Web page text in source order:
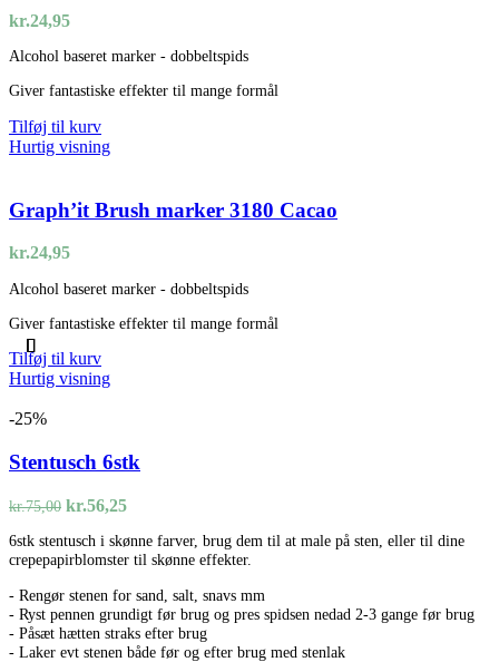
kr.24,95
Alcohol baseret marker - dobbeltspids
Giver fantastiske effekter til mange formål
Tilføj til kurv
Hurtig visning
Graph’it Brush marker 3180 Cacao
kr.24,95
Alcohol baseret marker - dobbeltspids
Giver fantastiske effekter til mange formål
Tilføj til kurv
Hurtig visning
-25%
Stentusch 6stk
kr.75,00 Den
pris
var:
kr.56,25Den
pris
er:
6stk stentusch i skønne farver, brug dem til at male på sten, eller til dine
crepepapirblomster til skønne effekter.
- Rengør stenen for sand, salt, snavs mm
- Ryst pennen grundigt før brug og pres spidsen nedad 2-3 gange før brug
- Påsæt hætten straks efter brug
- Laker evt stenen både før og efter brug med stenlak